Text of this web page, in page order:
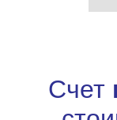
Счет